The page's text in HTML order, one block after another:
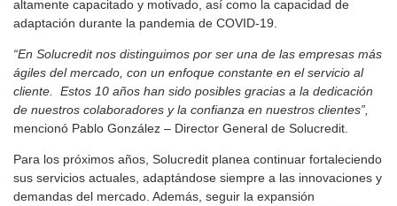
altamente capacitado y motivado, así como la capacidad de
adaptación durante la pandemia de COVID-19.
“En Solucredit nos distinguimos por ser una de las empresas más
ágiles del mercado, con un enfoque constante en el servicio al
cliente. Estos 10 años han sido posibles gracias a la dedicación
de nuestros colaboradores y la confianza en nuestros clientes”,
mencionó Pablo González – Director General de Solucredit.
Para los próximos años, Solucredit planea continuar fortaleciendo
sus servicios actuales, adaptándose siempre a las innovaciones y
demandas del mercado. Además, seguir la expansión